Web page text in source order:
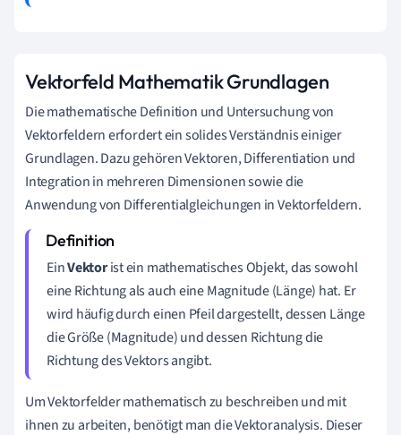
Vektorfeld Mathematik Grundlagen
Die mathematische Definition und Untersuchung von
Vektorfeldern erfordert ein solides Verständnis einiger
Grundlagen. Dazu gehören Vektoren, Differentiation und
Integration in mehreren Dimensionen sowie die
Anwendung von Differentialgleichungen in Vektorfeldern.
EinVektorist ein mathematisches Objekt, das sowohl
eine Richtung als auch eine Magnitude (Länge) hat. Er
wird häufig durch einen Pfeil dargestellt, dessen Länge
die Größe (Magnitude) und dessen Richtung die
Richtung des Vektors angibt.
Um Vektorfelder mathematisch zu beschreiben und mit
ihnen zu arbeiten, benötigt man die Vektoranalysis. Dieser